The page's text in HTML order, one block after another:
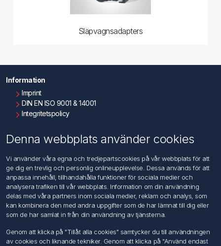
Släpvagnsadapters
Information
Imprint
DIN EN ISO 9001 & 14001
Integritetspolicy
Kontakta oss
Kundtjänst
Sök
Mitt konto
Mina ordrar
Denna webbplats använder cookies
Vi använder våra egna och tredjepartscookies på vår webbplats för att
ge dig en trevlig och personlig onlineupplevelse. Dessa används för att
anpassa innehåll, tillhandahålla funktioner för sociala medier och
analysera trafiken till vår webbplats. Information om din användning
delas med våra partners inom sociala medier, reklam och analys, som
kan kombinera den med andra uppgifter som de har lämnat till dig eller
som de har samlat in från din användning av tjänsterna.
Genom att klicka på "Tillåt alla cookies" samtycker du till användningen
av cookies och liknande tekniker. Genom att klicka på "Använd endast